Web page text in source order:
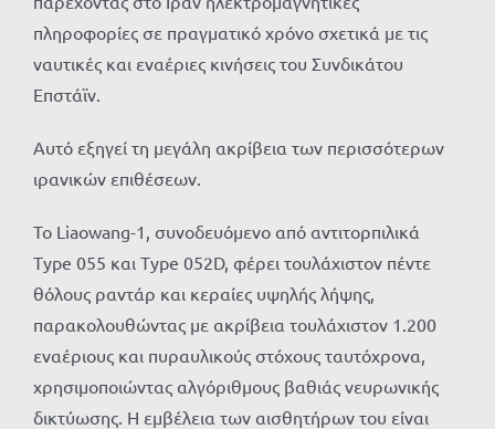
πληροφορίες σε πραγματικό χρόνο σχετικά με τις
ναυτικές και εναέριες κινήσεις του Συνδικάτου
Επστάϊν.
Αυτό εξηγεί τη μεγάλη ακρίβεια των περισσότερων
ιρανικών επιθέσεων.
Το Liaowang-1, συνοδευόμενο από αντιτορπιλικά
Type 055 και Type 052D, φέρει τουλάχιστον πέντε
θόλους ραντάρ και κεραίες υψηλής λήψης,
παρακολουθώντας με ακρίβεια τουλάχιστον 1.200
εναέριους και πυραυλικούς στόχους ταυτόχρονα,
χρησιμοποιώντας αλγόριθμους βαθιάς νευρωνικής
δικτύωσης. Η εμβέλεια των αισθητήρων του είναι